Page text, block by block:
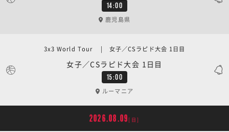
14:00
鹿児島県
15:00
女子／CSラピド大会 1日目
3x3 World Tour | 女子／CSラピド大会 1日目
ルーマニア
2026.08.09 [日]